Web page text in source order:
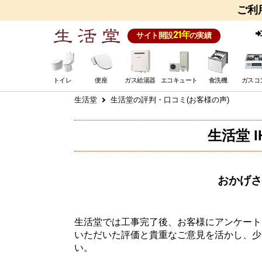
ご
サイト開設21年の実績
トイレ 便座 ガス給湯器 エコキュート 食洗機 ガスコ
生活堂 生活堂の評判・口コミ(お客様の声)
生活堂
おかげ
生活堂では工事完了後、お客様にアンケー
いただいた評価と貴重なご意見を活かし、
い。